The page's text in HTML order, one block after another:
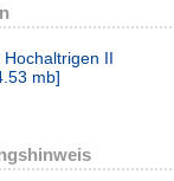
Hochaltrigen II
mb]